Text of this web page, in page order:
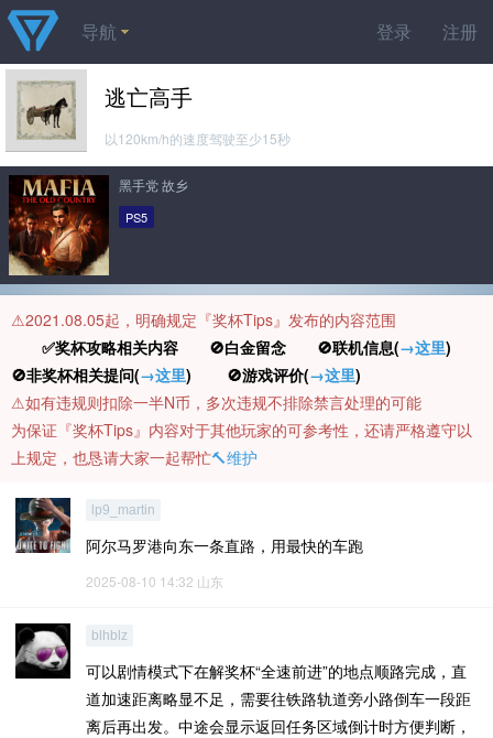
登录 注册
导航
逃亡高手
以120km/h的速度驾驶至少15秒
黑手党 故乡
PS5
⚠️2021.08.05起，明确规定『奖杯Tips』发布的内容范围
✅奖杯攻略相关内容 🚫白金留念 🚫联机信息(→这里)
🚫非奖杯相关提问(→这里) 🚫游戏评价(→这里)
⚠️如有违规则扣除一半N币，多次违规不排除禁言处理的可能
为保证『奖杯Tips』内容对于其他玩家的可参考性，还请严格遵守以
上规定，也恳请大家一起帮忙🔨维护
lp9_martin
阿尔马罗港向东一条直路，用最快的车跑
2025-08-10 14:32 山东
blhblz
可以剧情模式下在解奖杯“全速前进”的地点顺路完成，直
道加速距离略显不足，需要往铁路轨道旁小路倒车一段距
离后再出发。中途会显示返回任务区域倒计时方便判断，